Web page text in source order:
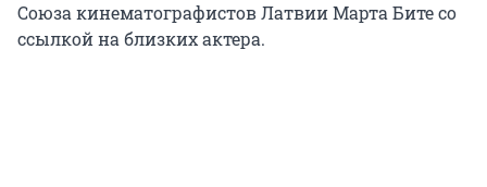
Союза кинематографистов Латвии Марта Бите со
ссылкой на близких актера.